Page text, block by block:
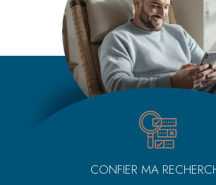
CONFIER MA